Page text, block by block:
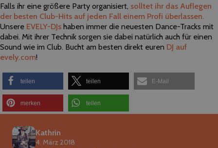
Falls ihr eine größere Party organisiert, solltet ihr das Auflegen
der besten Club-Hits auf jeden Fall einem Profi überlassen.
Unsere EVELY-DJs haben immer die neuesten Dance-Tracks mit
dabei. Mit ihrer Technik sorgen sie dabei natürlich auch für einen
Sound wie im Club. Bucht am besten direkt euren DJ auf
evely.com!
teilen teilen E-Mail
merken teilen
Kathrin
4. März 2018